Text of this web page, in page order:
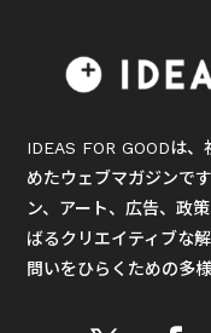
IDEAS FOR GOODは
めたウェブマガジンで
ン、アート、広告、政
ばるクリエイティブな
問いをひらくための多